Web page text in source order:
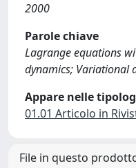
2000
Parole chiave
Lagrange equations
dynamics; Variational
Appare nelle
01.01 Articolo in
File in questo